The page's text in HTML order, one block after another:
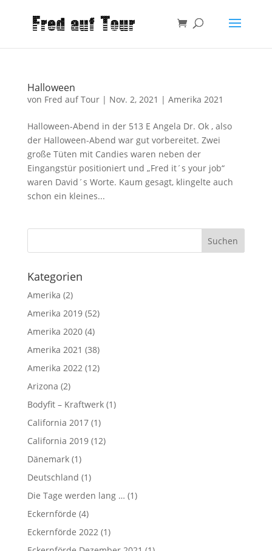
Halloween
von Fred auf Tour| Nov. 2, 2021 | Amerika 2021
Halloween-Abend in der 513 E Angela Dr. Ok , also
der Halloween-Abend war gut vorbereitet. Zwei
große Tüten mit Candies waren neben der
Eingangstür positioniert und „Fred it´s your job“
waren David´s Worte. Kaum gesagt, klingelte auch
schon ein kleines...
Kategorien
Amerika (2)
Amerika 2019(52)
Amerika 2020(4)
Amerika 2021 (38)
Amerika 2022(12)
Arizona (2)
Bodyfit – Kraftwerk(1)
California 2017(1)
California 2019(12)
Dänemark(1)
Deutschland (1)
Die Tage werden lang … (1)
Eckernförde (4)
Eckernförde 2022(1)